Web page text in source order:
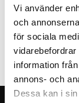
Vi använder
och
för sociala
vidarebefordrar
information
annons- och
Dessa kan i
blir LES MILLS
2022?